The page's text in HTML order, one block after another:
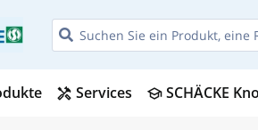
handyman Services schoolSCHÄCKE